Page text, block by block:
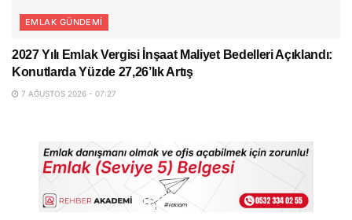
EMLAK GÜNDEMI
2027 Yılı Emlak Vergisi İnşaat Maliyet Bedelleri Açıklandı:
Konutlarda Yüzde 27,26’lık Artış
7 AĞUSTOS 2026 - 07:27